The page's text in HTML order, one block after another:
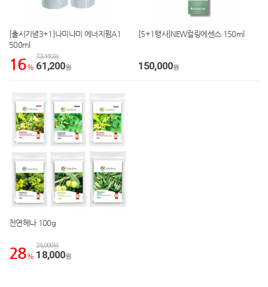
[출시기념3+1]나미나미 에너지펌A1
500ml
16 %
73,440원
61,200원
[5+1행사]NEW컬링에센스 150ml
150,000원
천연헤나 100g
28 %
25,000원
18,000원